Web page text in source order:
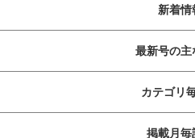
新着情
最新号の主
カテゴリ
掲載月毎